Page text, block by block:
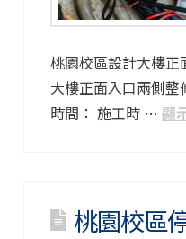
桃園校區設計大樓
大樓正面入口兩側
時間： 施工時 …顯
桃園校區